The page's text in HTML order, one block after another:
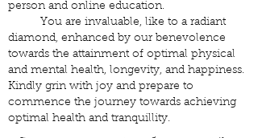
person and online education.
You are invaluable, like to a radiant
diamond, enhanced by our benevolence
towards the attainment of optimal physical
and mental health, longevity, and happiness.
Kindly grin with joy and prepare to
commence the journey towards achieving
optimal health and tranquillity.